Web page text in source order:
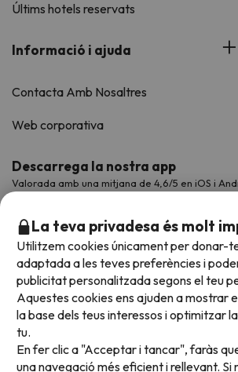
Últims hotels reservats
Informació i ajuda
Contacta Amb Nosaltres
Web corporativa
Descarrega la nostra app
Valorada amb una mitjana de 4,6/5 en iOS i
Acceptem
La teva privadesa és molt
Utilitzem cookies únicament per donar-
adaptada a les teves preferències i
publicitat personalitzada segons el teu
Aquestes cookies ens ajuden a mostrar
la base dels teus interessos i optimitzar
tu.
En fer clic a "Acceptar i tancar", faràs
una navegació més eficient i rellevant. Si